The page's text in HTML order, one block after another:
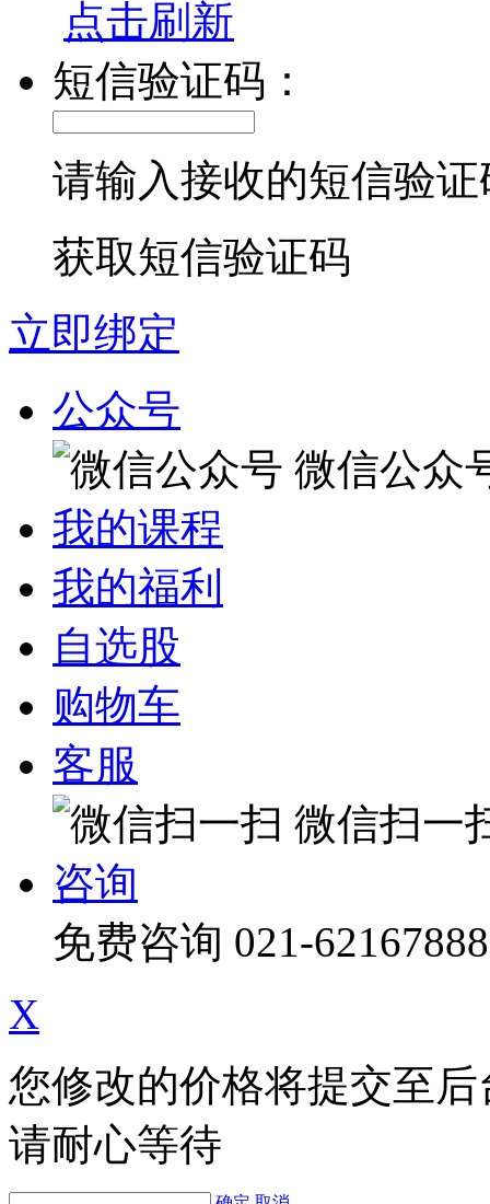
点击刷新
短信验证码：
请输入接收的短信验证
获取短信验证码
立即绑定
公众号
微信公众
我的课程
我的福利
自选股
购物车
客服
微信扫一
咨询
免费咨询 021-62167888
X
您修改的价格将提交至
请耐心等待